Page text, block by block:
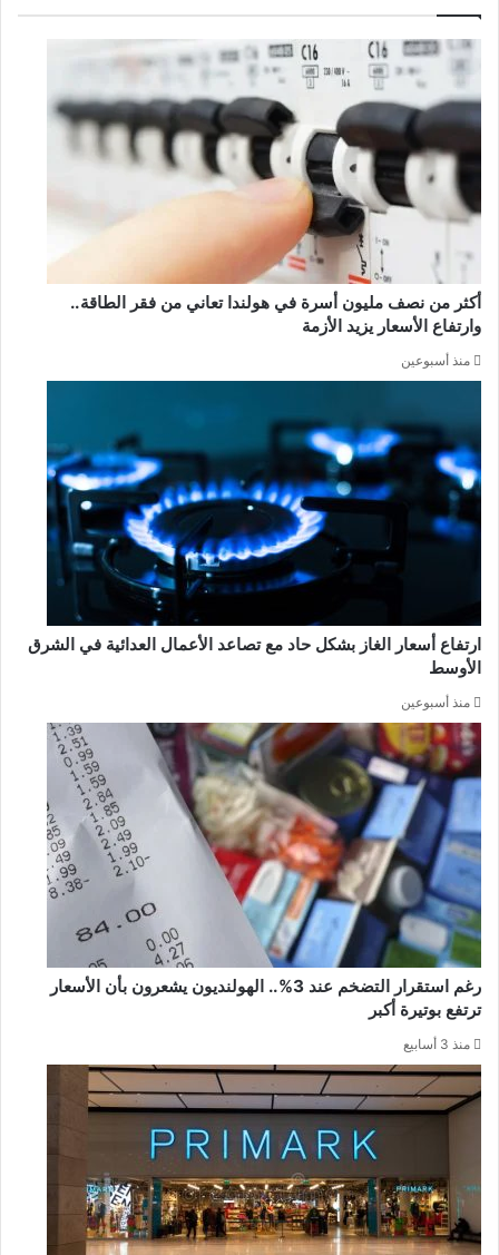
أكثر من نصف مليون أسرة في هولندا تعاني من فقر الطاقة..
وارتفاع الأسعار يزيد الأزمة
منذ أسبوعين
ارتفاع أسعار الغاز بشكل حاد مع تصاعد الأعمال العدائية في الشرق
الأوسط
منذ أسبوعين
رغم استقرار التضخم عند 3%.. الهولنديون يشعرون بأن الأسعار
ترتفع بوتيرة أكبر
منذ 3 أسابيع